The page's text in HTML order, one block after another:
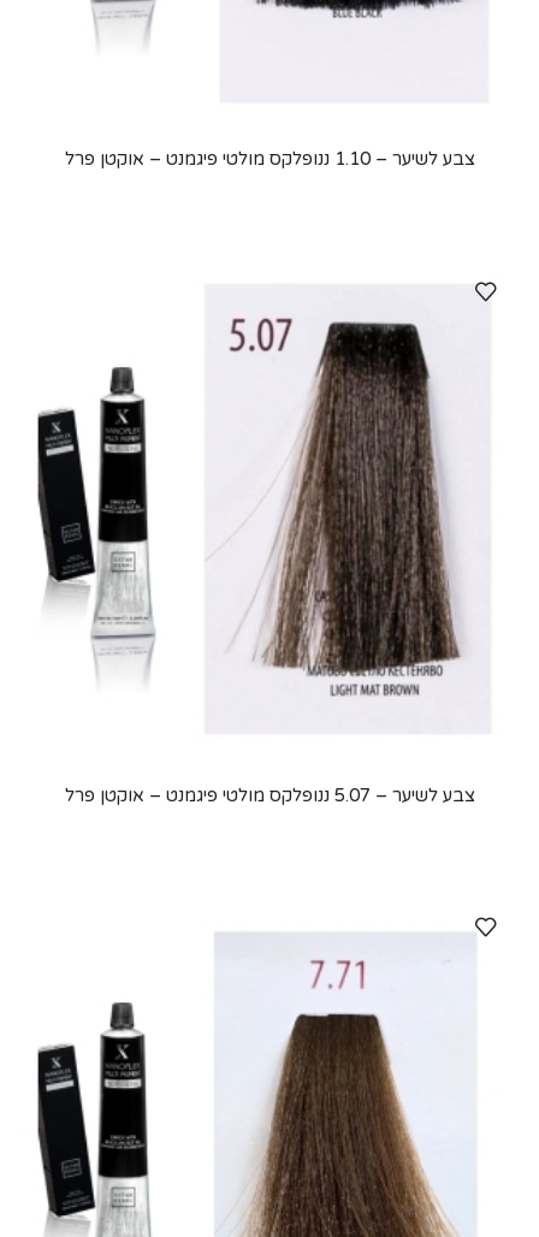
צבע לשיער – 1.10 ננופלקס מולטי פיגמנט – אוקטן פרל
צבע לשיער – 5.07 ננופלקס מולטי פיגמנט – אוקטן פרל